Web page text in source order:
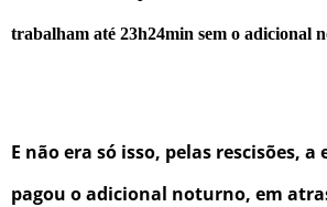
trabalham até 23h24min sem o adicional
E não era só isso, pelas rescisões, a
pagou o adicional noturno, em